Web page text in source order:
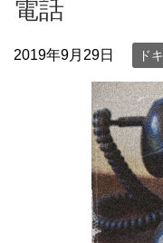
電話
2019年9月29日 ド